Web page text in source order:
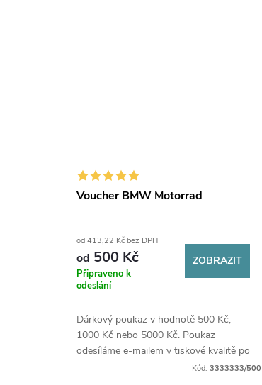
Voucher BMW Motorrad
od 413,22 Kč bez DPH
od 500 Kč
Připraveno k
odeslání
ZOBRAZIT
Dárkový poukaz v hodnotě 500 Kč,
1000 Kč nebo 5000 Kč. Poukaz
odesíláme e-mailem v tiskové kvalitě po
Kód:3333333/500